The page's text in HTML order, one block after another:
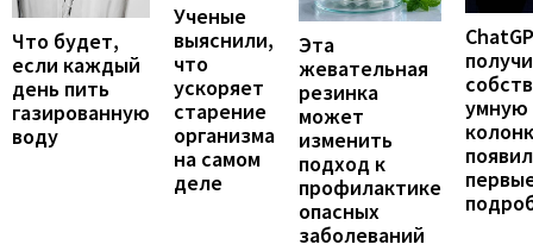
Что будет,
если каждый
день пить
газированную
воду
Ученые
выяснили,
что
ускоряет
старение
организма
на самом
деле
Эта
жевательная
резинка
может
изменить
подход к
профилактике
опасных
заболеваний
умную